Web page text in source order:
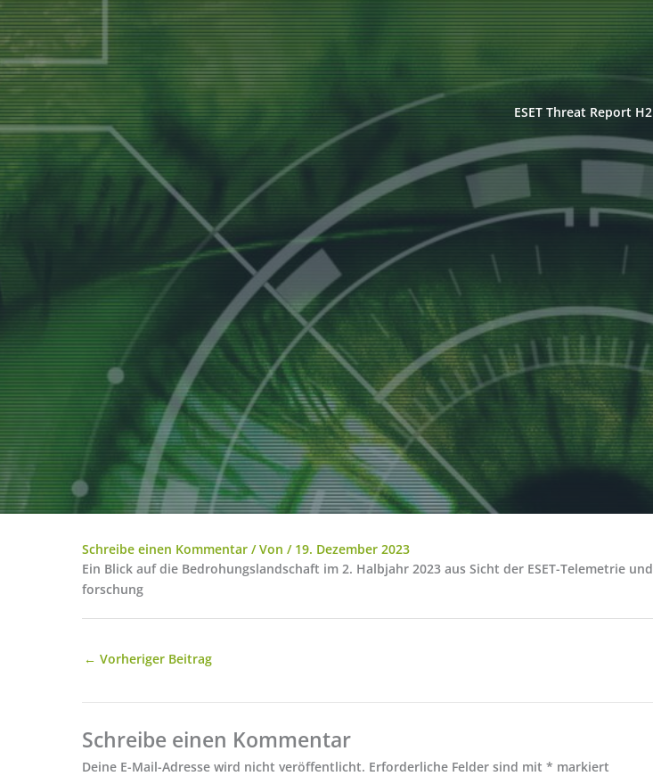
ESET Threat Report
Schreibe einen Kommentar / Von / 19. Dezember 2023
Ein Blick auf die Bedrohungslandschaft im 2. Halbjahr 2023 aus Sicht der ESET-Telemetrie
forschung
← Vorheriger Beitrag
Schreibe einen Kommentar
Deine E-Mail-Adresse wird nicht veröffentlicht. Erforderliche Felder sind mit * markiert